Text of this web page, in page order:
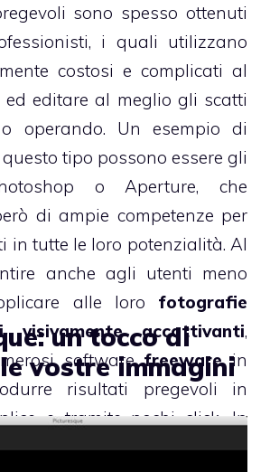
sono spesso ottenuti
i quali utilizzano
costosi e complicati al
editare al meglio gli scatti
operando. Un esempio di
tipo possono essere gli
o Aperture, che
di ampie competenze per
in tutte le loro potenzialità. Al
anche agli utenti meno
alle loro fotografie
visivamente accattivanti,
softwarefreewarein
risultati pregevoli in
e tramite pochi click. In
rientra anche “Image
un tocco di
vostre immagini